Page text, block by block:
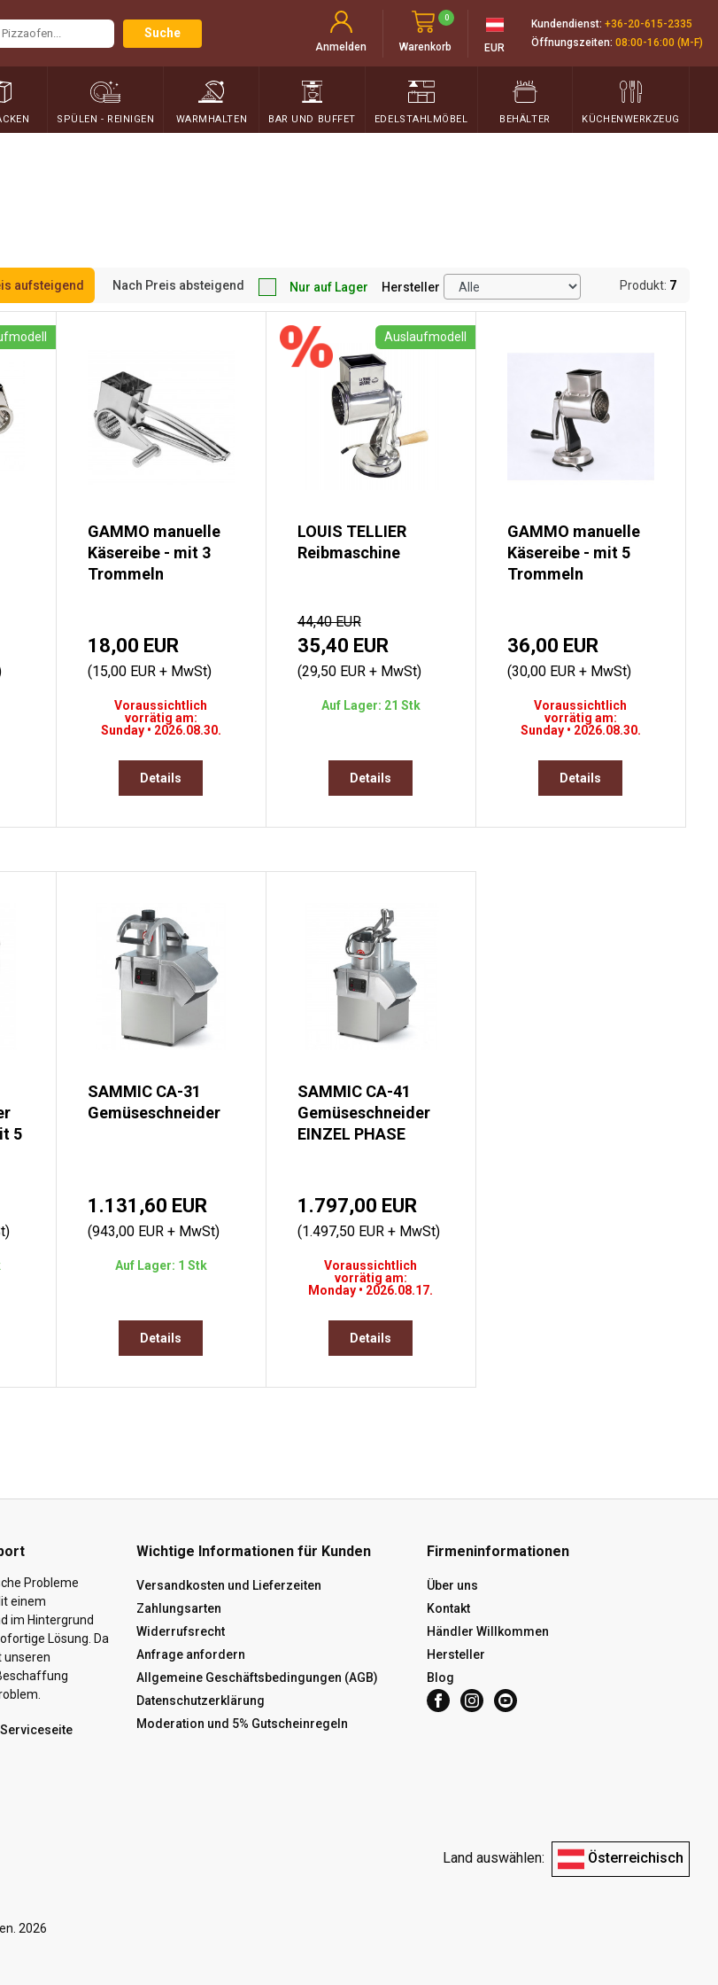
Suche
Anmelden Warenkorb
0
EUR
Kundendienst: +36-20-615-2335
Öffnungszeiten: 08:00-16:00 (M-F)
SPÜLEN - REINIGEN WARMHALTEN BAR UND BUFFET EDELSTAHLMÖBEL BEHÄLTER KÜCHENWERKZEUG
aufsteigend Nach Preis absteigend Nur auf Lager Hersteller Produkt: 7
GAMMO manuelle
Käsereibe - mit 3
Trommeln
18,00 EUR
(15,00 EUR + MwSt)
Voraussichtlich
vorrätig am:
Sunday • 2026.08.30.
Details
Auslaufmodell
LOUIS TELLIER
Reibmaschine
44,40 EUR
35,40 EUR
(29,50 EUR + MwSt)
Auf Lager: 21 Stk
Details
GAMMO manuelle
Käsereibe - mit 5
Trommeln
36,00 EUR
(30,00 EUR + MwSt)
Voraussichtlich
vorrätig am:
Sunday • 2026.08.30.
Details
5
SAMMIC CA-31
Gemüseschneider
1.131,60 EUR
(943,00 EUR + MwSt)
Auf Lager: 1 Stk
Details
SAMMIC CA-41
Gemüseschneider
EINZEL PHASE
1.797,00 EUR
(1.497,50 EUR + MwSt)
Voraussichtlich
vorrätig am:
Monday • 2026.08.17.
Details
Probleme
einem
im Hintergrund
Lösung. Da
unseren
Wichtige Informationen für Kunden
Versandkosten und Lieferzeiten
Zahlungsarten
Widerrufsrecht
Anfrage anfordern
Allgemeine Geschäftsbedingungen (AGB)
Datenschutzerklärung
Moderation und 5% Gutscheinregeln
Firmeninformationen
Über uns
Kontakt
Händler Willkommen
Hersteller
Blog
Land auswählen: Österreichisch
2026